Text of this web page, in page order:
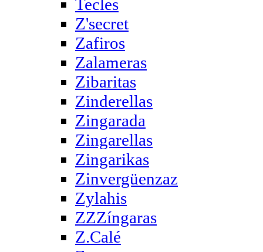
Tecles
Z'secret
Zafiros
Zalameras
Zibaritas
Zinderellas
Zingarada
Zingarellas
Zingarikas
Zinvergüenzaz
Zylahis
ZZZíngaras
Z.Calé